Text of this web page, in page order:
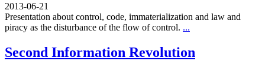
2013-06-21
Presentation about control, code, immaterialization and law and
piracy as the disturbance of the flow of control. ...
Second Information Revolution